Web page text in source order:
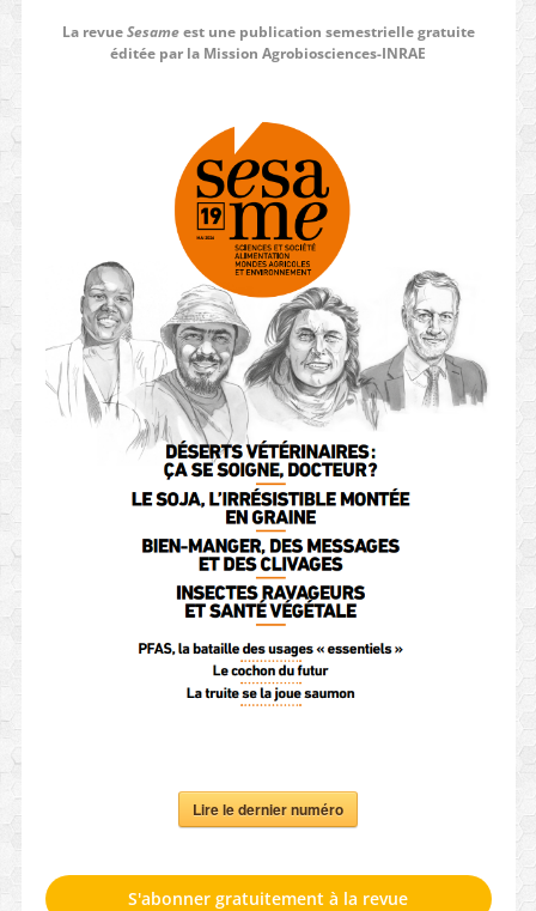
La revueSesameest une publication semestrielle gratuite
éditée par la Mission Agrobiosciences-INRAE
Lire le dernier numéro
S'abonner gratuitement à la revue